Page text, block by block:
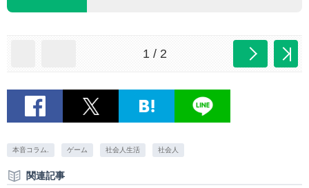
1 / 2
本音コラム. ゲーム 社会人生活 社会人
関連記事